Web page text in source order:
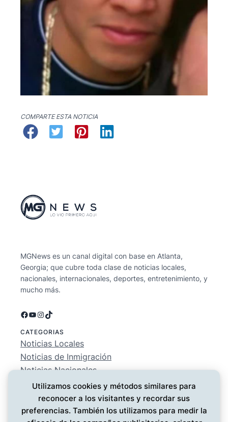
COMPARTE ESTA NOTICIA
MGNews es un canal digital con base en Atlanta,
Georgia; que cubre toda clase de noticias locales,
nacionales, internacionales, deportes, entretenimiento, y
mucho más.
Facebook
YouTube
Instagram
TikTok
CATEGORIAS
Noticias Locales
Noticias de Inmigración
Noticias Nacionales
Deportes
Entretenimiento
EMPRESA
Conócenos
Utilizamos cookies y métodos similares para
reconocer a los visitantes y recordar sus
preferencias. También los utilizamos para medir la